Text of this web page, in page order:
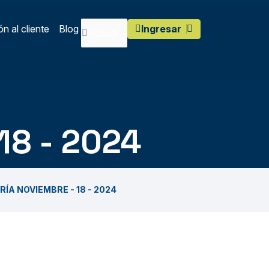
al cliente Blog Ingresar
- 2024
NOVIEMBRE - 18 - 2024